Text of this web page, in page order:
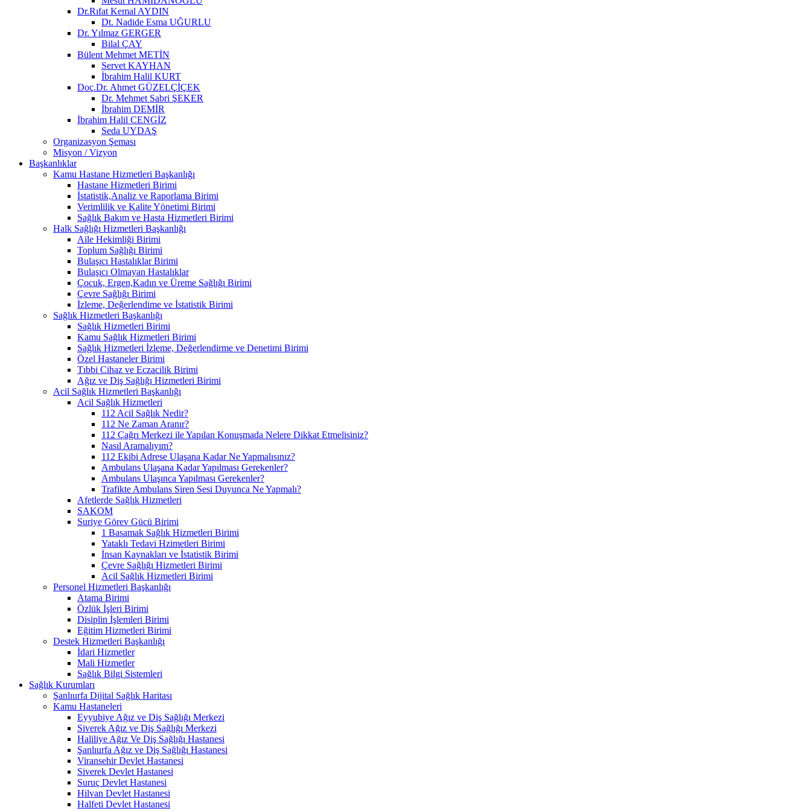
Dr.Rıfat Kemal AYDIN
Dt. Nadide Esma UĞURLU
Dr. Yılmaz GERGER
Bilal ÇAY
Bülent Mehmet METİN
Servet KAYHAN
İbrahim Halil KURT
Doç.Dr. Ahmet GÜZELÇİÇEK
Dr. Mehmet Sabri ŞEKER
İbrahim DEMİR
İbrahim Halil CENGİZ
Seda UYDAŞ
Organizasyon Şeması
Misyon / Vizyon
Başkanlıklar
Kamu Hastane Hizmetleri Başkanlığı
Hastane Hizmetleri Birimi
İstatistik,Analiz ve Raporlama Birimi
Verimlilik ve Kalite Yönetimi Birimi
Sağlık Bakım ve Hasta Hizmetleri Birimi
Halk Sağlığı Hizmetleri Başkanlığı
Aile Hekimliği Birimi
Toplum Sağlığı Birimi
Bulaşıcı Hastalıklar Birimi
Bulaşıcı Olmayan Hastalıklar
Çocuk, Ergen,Kadın ve Üreme Sağlığı Birimi
Çevre Sağlığı Birimi
İzleme, Değerlendime ve İstatistik Birimi
Sağlık Hizmetleri Başkanlığı
Sağlık Hizmetleri Birimi
Kamu Sağlık Hizmetleri Birimi
Sağlık Hizmetleri İzleme, Değerlendirme ve Denetimi Birimi
Özel Hastaneler Birimi
Tıbbi Cihaz ve Eczacilik Birimi
Ağız ve Diş Sağlığı Hizmetleri Birimi
Acil Sağlık Hizmetleri Başkanlığı
Acil Sağlık Hizmetleri
112 Acil Sağlık Nedir?
112 Ne Zaman Aranır?
112 Çağrı Merkezi ile Yapılan Konuşmada Nelere Dikkat Etmelisiniz?
Nasıl Aramalıyım?
112 Ekibi Adrese Ulaşana Kadar Ne Yapmalısınız?
Ambulans Ulaşana Kadar Yapılması Gerekenler?
Ambulans Ulaşınca Yapılması Gerekenler?
Trafikte Ambulans Siren Sesi Duyunca Ne Yapmalı?
Afetlerde Sağlık Hizmetleri
SAKOM
Suriye Görev Gücü Birimi
1 Basamak Sağlık Hizmetleri Birimi
Yataklı Tedavi Hzimetleri Birimi
İnsan Kaynakları ve İstatistik Birimi
Çevre Sağlığı Hizmetleri Birimi
Acil Sağlık Hizmetleri Birimi
Personel Hizmetleri Başkanlığı
Atama Birimi
Özlük İşleri Birimi
Disiplin İşlemleri Birimi
Eğitim Hizmetleri Birimi
Destek Hizmetleri Başkanlığı
İdari Hizmetler
Mali Hizmetler
Sağlık Bilgi Sistemleri
Sağlık Kurumları
Şanlıurfa Dijital Sağlık Haritası
Kamu Hastaneleri
Eyyubiye Ağız ve Diş Sağlığı Merkezi
Siverek Ağız ve Diş Sağlığı Merkezi
Haliliye Ağız Ve Diş Sağlığı Hastanesi
Şanlıurfa Ağız ve Diş Sağlığı Hastanesi
Viransehir Devlet Hastanesi
Siverek Devlet Hastanesi
Suruç Devlet Hastanesi
Hilvan Devlet Hastanesi
Halfeti Devlet Hastanesi